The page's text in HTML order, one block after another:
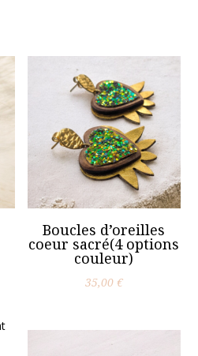
Boucles d’oreilles
coeur sacré(4 options
couleur)
35,00 €